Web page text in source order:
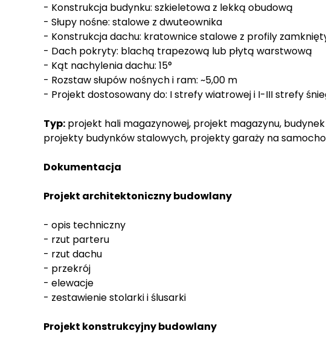
- Konstrukcja budynku: szkieletowa z lekką obudową
- Słupy nośne: stalowe z dwuteownika
- Konstrukcja dachu: kratownice stalowe z profily
- Dach pokryty: blachą trapezową lub płytą warstwową
- Kąt nachylenia dachu: 15°
- Rozstaw słupów nośnych i ram: ~5,00 m
- Projekt dostosowany do: I strefy wiatrowej i I-III strefy
Typ: projekt hali magazynowej, projekt magazynu,
projekty budynków stalowych, projekty garaży na
Dokumentacja
Projekt architektoniczny budowlany
- opis techniczny
- rzut parteru
- rzut dachu
- przekrój
- elewacje
- zestawienie stolarki i ślusarki
Projekt konstrukcyjny budowlany